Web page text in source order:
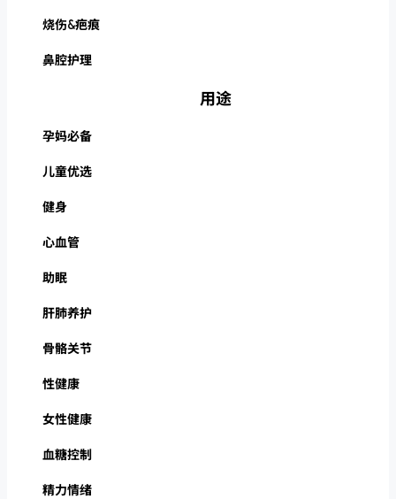
烧伤&疤痕
鼻腔护理
用途
孕妈必备
儿童优选
健身
心血管
助眠
肝肺养护
骨骼关节
性健康
女性健康
血糖控制
精力情绪